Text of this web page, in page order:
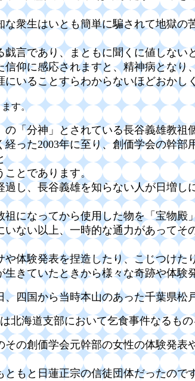
な衆生はいとも簡単に騙されて地獄の
戯言であり、まともに聞くに値しない
仰に感応されますと、精神病とな
にいることすらわからないほどおかし
す。
の「分神」とされている長谷義雄教
経った2003年に至り、創価学会の幹
とであります。
過し、長谷義雄を知らない人が日増
祖になってから使用した物を「宝物殿
いない以上、一時的な通力があって
や体験発表を捏造したり、こじつけた
きていたときから様々な奇跡や体
、四国から当時本山のあった千葉県
北海道支部において乞食事件なるも
その創価学会元幹部の女性の体験発表
もと日蓮正宗の信徒団体だったので